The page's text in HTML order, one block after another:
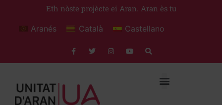
Eth nòste projècte ei Aran. Aran ès tu
Aranés Català Castellano